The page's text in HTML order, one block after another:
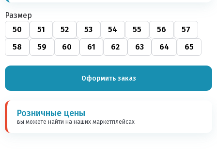
Размер
50
51 52 53 54 55 56
57
58
59 60 61 62 63 64 65
Оформить заказ
Розничные цены
вы можете найти на наших маркетплейсах